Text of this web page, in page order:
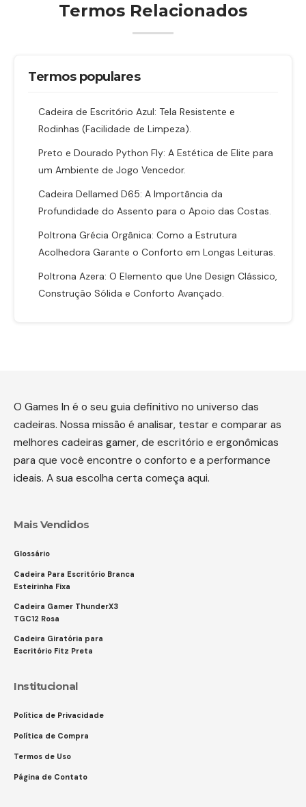
Termos Relacionados
Termos populares
Cadeira de Escritório Azul: Tela Resistente e
Rodinhas (Facilidade de Limpeza).
Preto e Dourado Python Fly: A Estética de Elite para
um Ambiente de Jogo Vencedor.
Cadeira Dellamed D65: A Importância da
Profundidade do Assento para o Apoio das Costas.
Poltrona Grécia Orgânica: Como a Estrutura
Acolhedora Garante o Conforto em Longas Leituras.
Poltrona Azera: O Elemento que Une Design Clássico,
Construção Sólida e Conforto Avançado.
O Games In é o seu guia definitivo no universo das
cadeiras. Nossa missão é analisar, testar e comparar as
melhores cadeiras gamer, de escritório e ergonômicas
para que você encontre o conforto e a performance
ideais. A sua escolha certa começa aqui.
Mais Vendidos
Glossário
Cadeira Para Escritório Branca
Esteirinha Fixa
Cadeira Gamer ThunderX3
TGC12 Rosa
Cadeira Giratória para
Escritório Fitz Preta
Institucional
Política de Privacidade
Política de Compra
Termos de Uso
Página de Contato